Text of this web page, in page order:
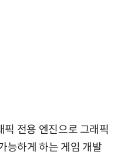
픽 전용 엔진으로 그래픽
능하게 하는 게임 개발